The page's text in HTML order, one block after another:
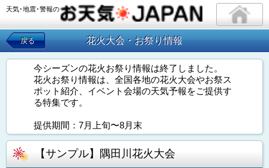
天気･地震･警報の
戻る 花火大会・お祭り情報
今シーズンの花火お祭り情報は終了しました。
花火お祭り情報は、全国各地の花火大会やお祭ス
ポット紹介、イベント会場の天気予報をご提供す
る特集です。
提供期間：7月上旬〜8月末
【サンプル】隅田川花火大会